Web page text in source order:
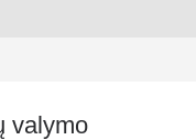
žindukai ir kiti priedai
valymo